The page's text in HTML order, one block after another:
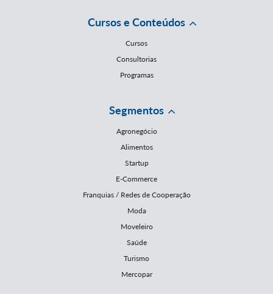
Cursos e Conteúdos
Cursos
Consultorias
Programas
Segmentos
Agronegócio
Alimentos
Startup
E-Commerce
Franquias / Redes de Cooperação
Moda
Moveleiro
Saúde
Turismo
Mercopar